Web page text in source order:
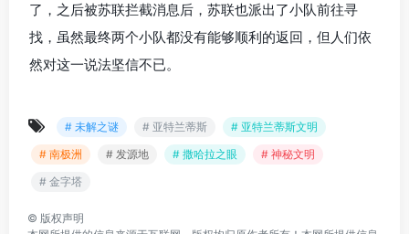
了，之后被苏联拦截消息后，苏联也派出了小队前往寻
找，虽然最终两个小队都没有能够顺利的返回，但人们依
然对这一说法坚信不已。
# 未解之谜 # 亚特兰蒂斯
# 亚特兰蒂斯文明
# 南极洲
# 发源地 # 撒哈拉之眼
# 神秘文明
# 金字塔
© 版权声明